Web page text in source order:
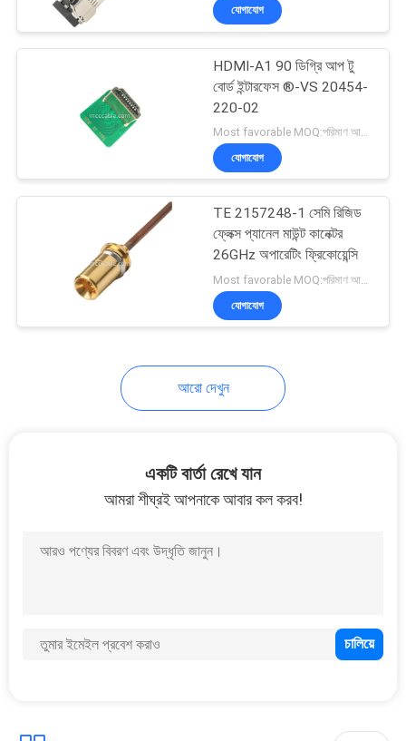
জেএসটি তারের জোতা
মোলেক্স কেবল সমাবেশ
হাই স্পিড ইউএসবি
যোগাযোগ
HDMI-A1 90 ডিগ্রি আপ টু
বোর্ড ইন্টারফেস ®-VS 20454-
220-02
Most favorable MOQ:পরিমাণ আলোচনাযোগ্য হতে পারে
যোগাযোগ
TE 2157248-1 সেমি রিজিড
ফ্লেক্স প্যানেল মাউন্ট কানেক্টর
26GHz অপারেটিং ফ্রিকোয়েন্সি
Most favorable MOQ:পরিমাণ আলোচনাযোগ্য হতে পারে
যোগাযোগ
আরো দেখুন
একটি বার্তা রেখে যান
আমরা শীঘ্রই আপনাকে আবার কল করব!